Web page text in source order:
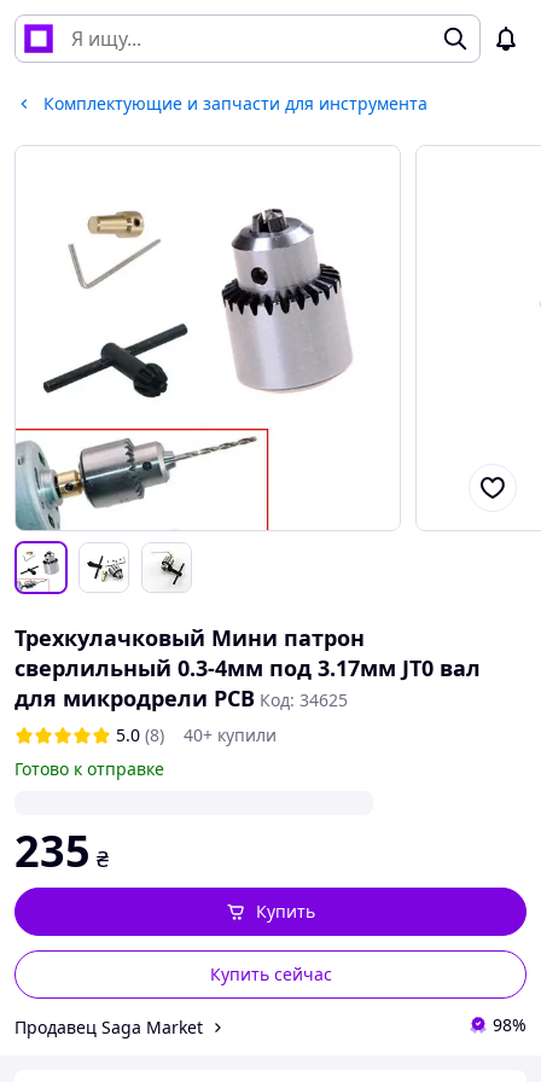
Комплектующие и запчасти для инструмента
Трехкулачковый Мини патрон
сверлильный 0.3-4мм под 3.17мм JT0 вал
для микродрели PCB Код: 34625
5.0 (8)
40+ купили
Готово к отправке
235 ₴
Купить сейчас
Купить
Продавец Saga Market 98%